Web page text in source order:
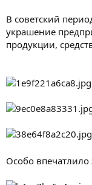
В советский
украшение
продукции,
Особо впечатлило